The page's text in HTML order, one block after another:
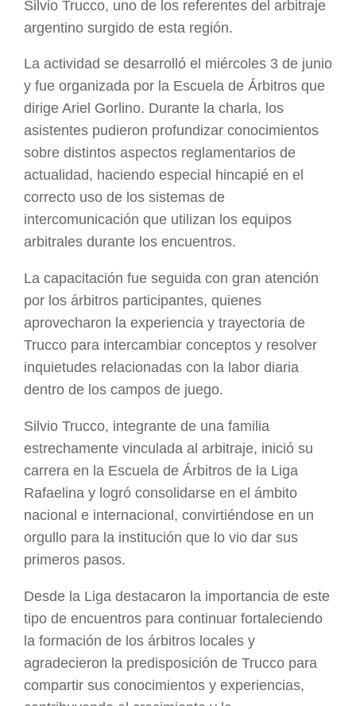
Silvio Trucco, uno de los referentes del arbitraje
argentino surgido de esta región.
La actividad se desarrolló el miércoles 3 de junio
y fue organizada por la Escuela de Árbitros que
dirige Ariel Gorlino. Durante la charla, los
asistentes pudieron profundizar conocimientos
sobre distintos aspectos reglamentarios de
actualidad, haciendo especial hincapié en el
correcto uso de los sistemas de
intercomunicación que utilizan los equipos
arbitrales durante los encuentros.
La capacitación fue seguida con gran atención
por los árbitros participantes, quienes
aprovecharon la experiencia y trayectoria de
Trucco para intercambiar conceptos y resolver
inquietudes relacionadas con la labor diaria
dentro de los campos de juego.
Silvio Trucco, integrante de una familia
estrechamente vinculada al arbitraje, inició su
carrera en la Escuela de Árbitros de la Liga
Rafaelina y logró consolidarse en el ámbito
nacional e internacional, convirtiéndose en un
orgullo para la institución que lo vio dar sus
primeros pasos.
Desde la Liga destacaron la importancia de este
tipo de encuentros para continuar fortaleciendo
la formación de los árbitros locales y
agradecieron la predisposición de Trucco para
compartir sus conocimientos y experiencias,